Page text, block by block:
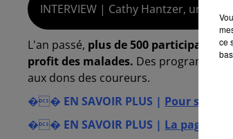
INTERVIEW | Cathy Hantzer, une
L'an passé, plus de 500 participants
profit des malades. Des programmes
aux dons des coureurs.
�� EN SAVOIR PLUS | Pour
�� EN SAVOIR PLUS | La page
ce